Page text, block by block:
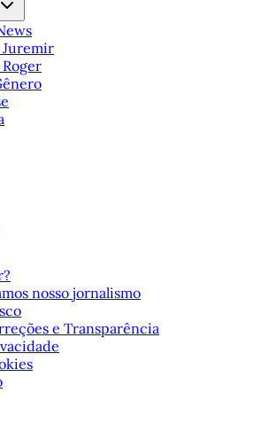
Juremir
nosso jornalismo
e Transparência